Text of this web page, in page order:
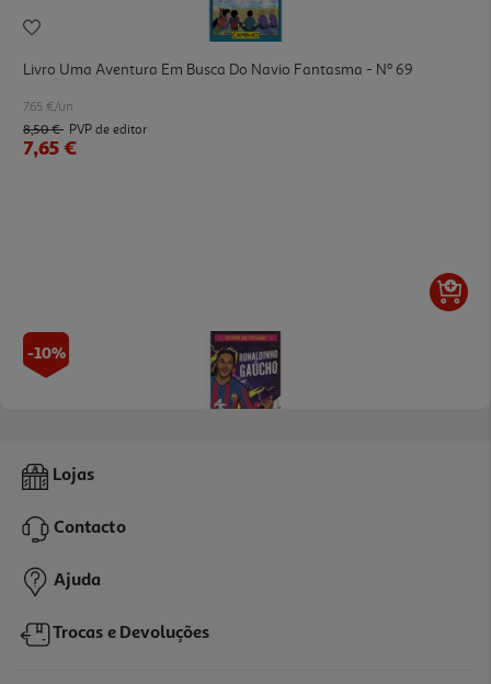
Livro Uma Aventura Em Busca Do Navio Fantasma - Nº 69
7.65 €/un
8,50 € PVP de editor
7,65 €
-10%
Livro Ronaldinho Gaúcho De Luke Paton
9,90 € PVP de editor
8,91 €
Lojas
Contacto
Ajuda
Trocas e Devoluções